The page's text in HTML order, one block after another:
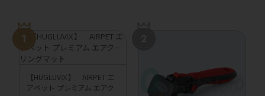
【HUGLUVⅨ】 AIRPET エ
アペット プレミアム エアク